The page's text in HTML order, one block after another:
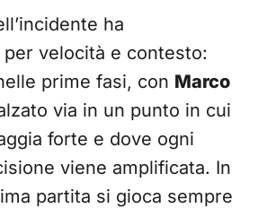
ha
velocità e contesto:
prime fasi, con Marco
via in un punto in cui
forte e dove ogni
viene amplificata. In
partita si gioca sempre